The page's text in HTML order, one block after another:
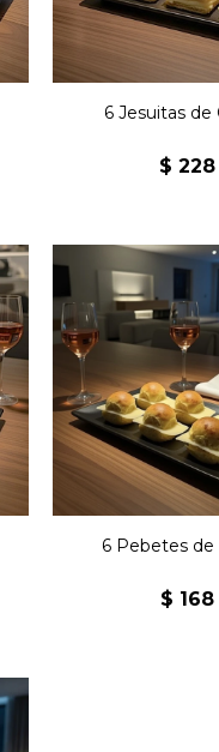
6 Jesuitas de
$ 228
Seis pebetes
6 Pebetes de
$ 168